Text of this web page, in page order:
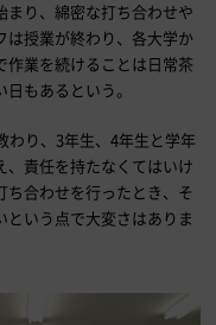
まり、綿密な打ち合わせや
授業が終わり、各大学か
作業を続けることは日常茶
もあるという。
わり、3年生、4年生と学年
、責任を持たなくてはいけ
合わせを行ったとき、そ
いう点で大変さはありま